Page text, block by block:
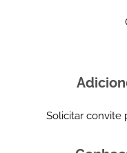
Solicitar convite